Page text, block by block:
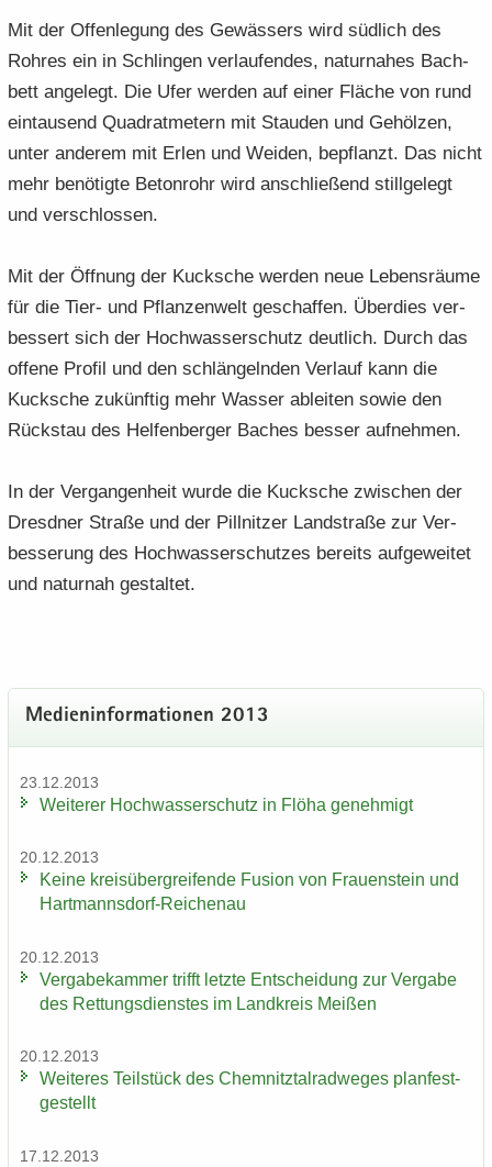
Mit der Of­fen­le­gung des Ge­wäs­sers wird süd­lich des
Roh­res ein in Schlin­gen ver­lau­fen­des, na­tur­na­hes Bach­
bett an­ge­legt. Die Ufer wer­den auf einer Flä­che von rund
ein­tau­send Qua­drat­me­tern mit Stau­den und Ge­höl­zen,
unter an­de­rem mit Erlen und Wei­den, be­pflanzt. Das nicht
mehr be­nö­tig­te Be­ton­rohr wird an­schlie­ßend still­ge­legt
und ver­schlos­sen.
Mit der Öff­nung der Kuck­sche wer­den neue Le­bens­räu­me
für die Tier- und Pflan­zen­welt ge­schaf­fen. Über­dies ver­
bes­sert sich der Hoch­was­ser­schutz deut­lich. Durch das
of­fe­ne Pro­fil und den schlän­geln­den Ver­lauf kann die
Kuck­sche zu­künf­tig mehr Was­ser ab­lei­ten sowie den
Rück­stau des Hel­fen­ber­ger Ba­ches bes­ser auf­neh­men.
In der Ver­gan­gen­heit wurde die Kuck­sche zwi­schen der
Dresd­ner Stra­ße und der Pill­nit­zer Land­stra­ße zur Ver­
bes­se­rung des Hoch­was­ser­schut­zes be­reits auf­ge­wei­tet
und na­tur­nah ge­stal­tet.
Me­di­en­in­for­ma­tio­nen 2013
23.12.2013
Wei­te­rer Hoch­was­ser­schutz in Flöha ge­neh­migt
20.12.2013
Keine kreis­über­grei­fen­de Fu­si­on von Frau­en­stein und
Hartmannsdorf-​Reichenau
20.12.2013
Ver­ga­be­kam­mer trifft letz­te Ent­schei­dung zur Ver­ga­be
des Ret­tungs­diens­tes im Land­kreis Mei­ßen
20.12.2013
Wei­te­res Teil­stück des Chem­nitz­tal­rad­we­ges plan­fest­
ge­stellt
17.12.2013